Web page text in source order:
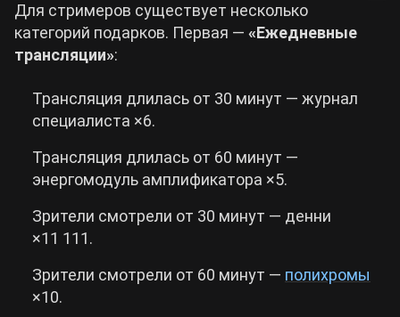
Для стримеров существует несколько
категорий подарков. Первая — «Ежедневные
трансляции»:
Трансляция длилась от 30 минут — журнал
специалиста ×6.
Трансляция длилась от 60 минут —
энергомодуль амплификатора ×5.
Зрители смотрели от 30 минут — денни
×11 111.
Зрители смотрели от 60 минут — полихромы
×10.